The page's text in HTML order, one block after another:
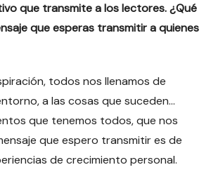
que transmite a los lectores. ¿Qué
que esperas transmitir a quienes
todos nos llenamos de
a las cosas que suceden…
que tenemos todos, que nos
que espero transmitir es de
de crecimiento personal.